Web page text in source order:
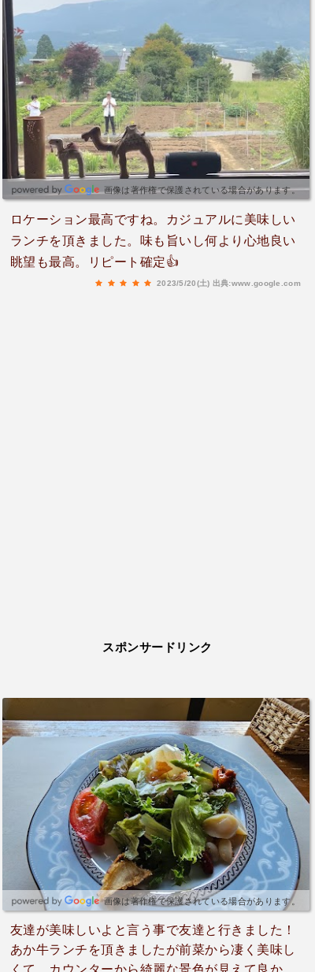
画像は著作権で保護されている場合があります。
ロケーション最高ですね。カジュアルに美味しい
ランチを頂きました。味も旨いし何より心地良い
眺望も最高。リピート確定👍
2023/5/20(土) 出典:www.google.com
スポンサードリンク
画像は著作権で保護されている場合があります。
友達が美味しいよと言う事で友達と行きました！
あか牛ランチを頂きましたが前菜から凄く美味し
くて、カウンターから綺麗な景色が見えて良かっ